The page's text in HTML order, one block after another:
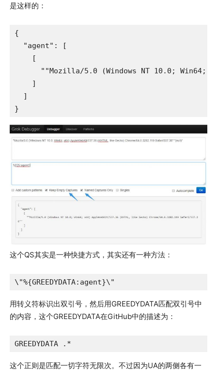
是这样的：
{
  "agent": [
    [
""Mozilla/5.0 (Windows NT 10.0; Win64;
    ]
  ]
}
这个QS其实是一种快捷方式，其实还有一种方法：
\"%{GREEDYDATA:agent}\"
用转义符标识出双引号，然后用GREEDYDATA匹配双引号中
的内容，这个GREEDYDATA在GitHub中的描述为：
GREEDYDATA .*
这个正则是匹配一切字符无限次。不过因为UA的两侧各有一